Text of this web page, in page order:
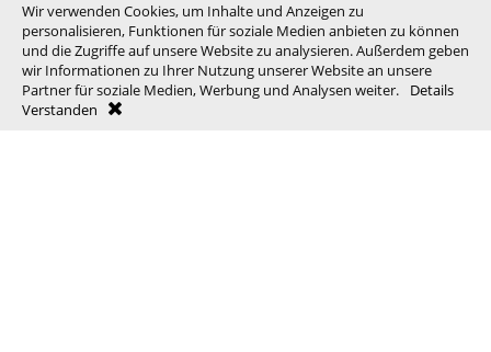
Wir verwenden Cookies, um Inhalte und Anzeigen zu
personalisieren, Funktionen für soziale Medien anbieten zu können
und die Zugriffe auf unsere Website zu analysieren. Außerdem geben
wir Informationen zu Ihrer Nutzung unserer Website an unsere
Partner für soziale Medien, Werbung und Analysen weiter.
Details
Verstanden